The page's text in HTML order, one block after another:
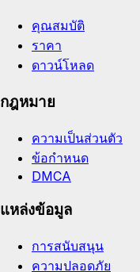
คุณสมบัติ
ราคา
ดาวน์โหลด
กฎหมาย
ความเป็นส่วนตัว
ข้อกำหนด
DMCA
แหล่งข้อมูล
การสนับสนุน
ความปลอดภัย